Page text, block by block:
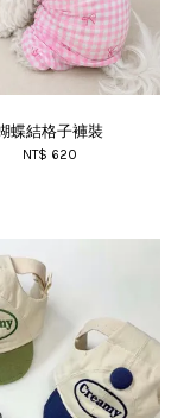
蝶結格子褲裝
NT$ 620